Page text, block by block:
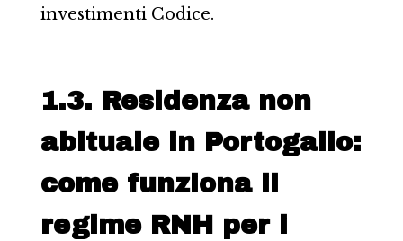
investimenti Codice.
1.3. Residenza non
abituale in Portogallo:
come funziona il
regime RNH per i